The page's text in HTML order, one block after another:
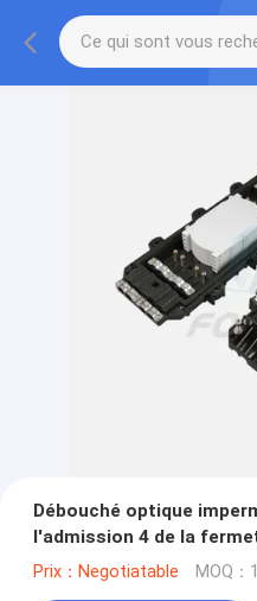
Débouché optique
l'admission 4 de la
d'épissure de fibre
Prix：Negotiatable MOQ